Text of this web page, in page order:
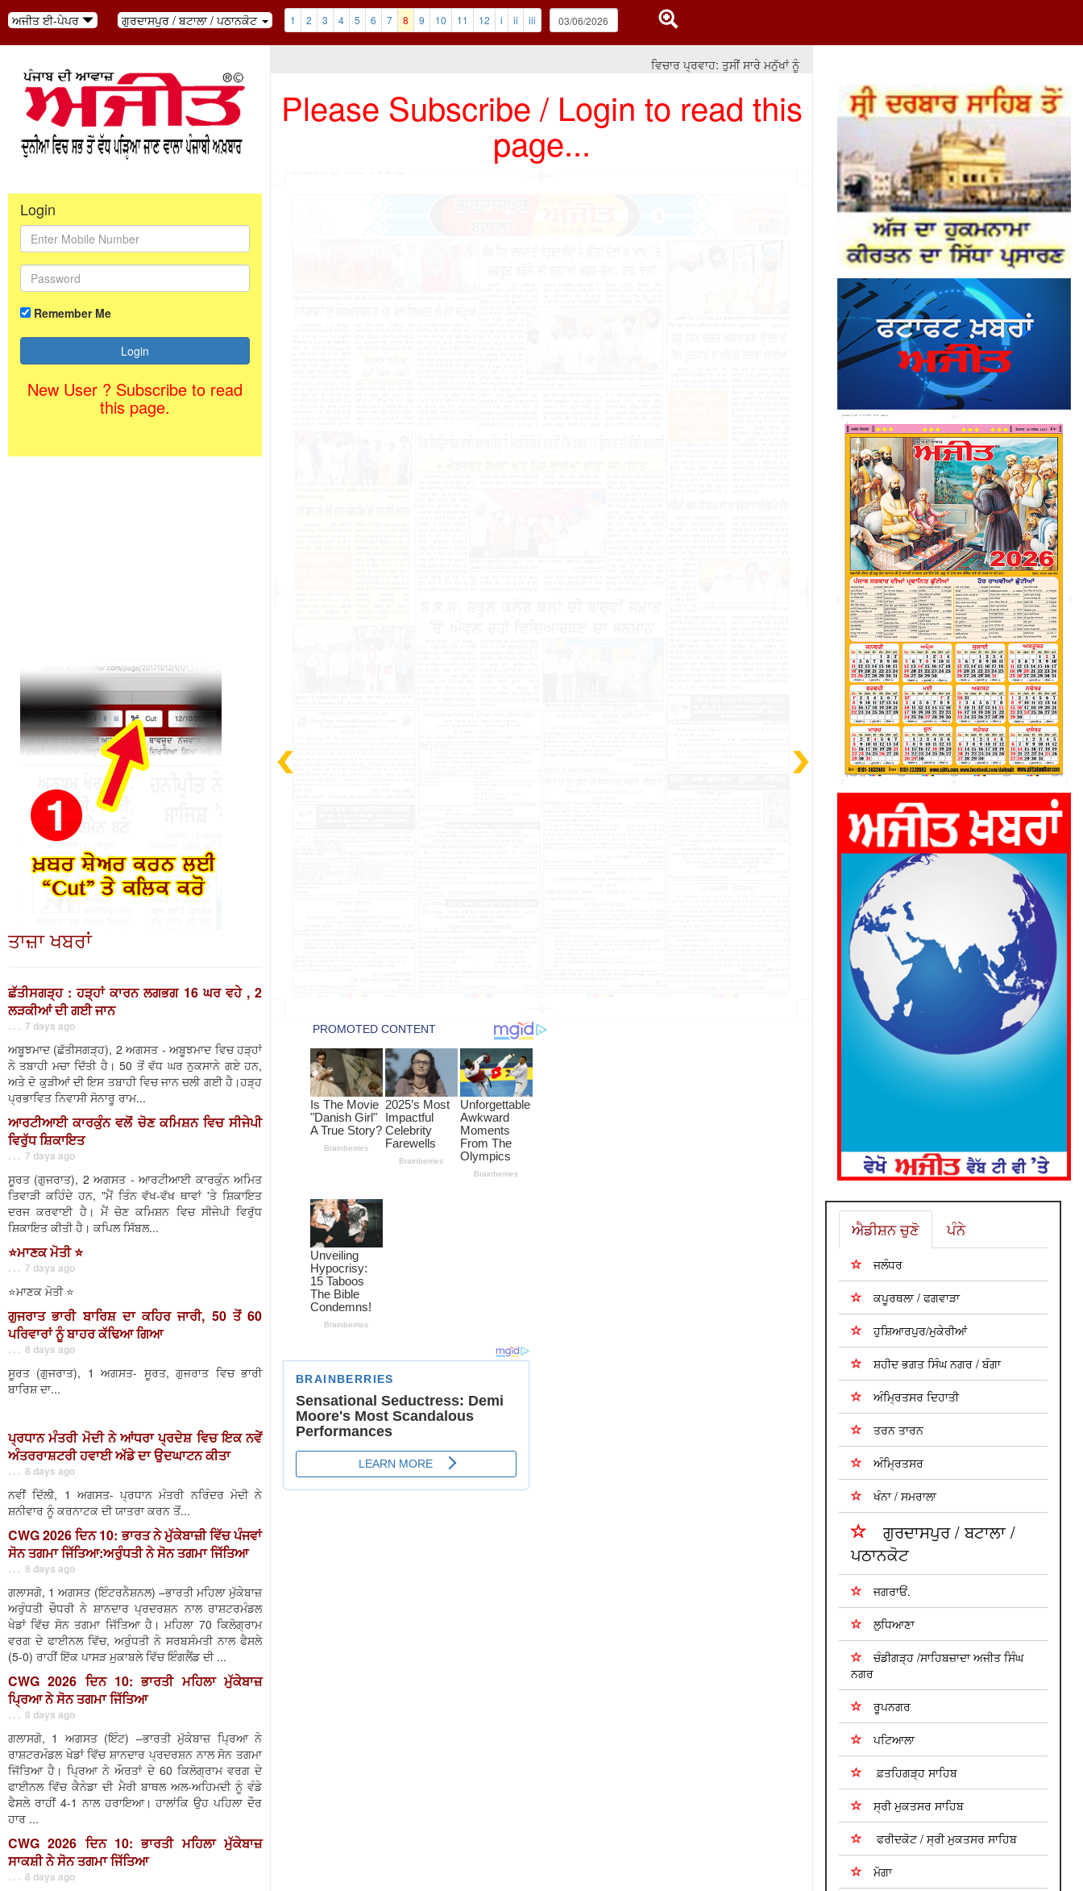
ਅਜੀਤ ਈ-ਪੇਪਰ ਗੁਰਦਾਸਪੁਰ / ਬਟਾਲਾ / ਪਠਾਨਕੋਟ 1 2 3 4 5 6 7 8 9 10 11 12 i ii iii
Login
Remember Me
New User ? Subscribe to read
this page.
ਤਾਜ਼ਾ ਖਬਰਾਂ
ਛੱਤੀਸਗੜ੍ਹ : ਹੜ੍ਹਾਂ ਕਾਰਨ ਲਗਭਗ 16 ਘਰ ਵਹੇ , 2
ਲੜਕੀਆਂ ਦੀ ਗਈ ਜਾਨ
. . . 7 days ago
ਅਬੂਝਮਾਦ (ਛੱਤੀਸਗੜ੍ਹ), 2 ਅਗਸਤ - ਅਬੂਝਮਾਦ ਵਿਚ ਹੜ੍ਹਾਂ
ਨੇ ਤਬਾਹੀ ਮਚਾ ਦਿੱਤੀ ਹੈ। 50 ਤੋਂ ਵੱਧ ਘਰ ਨੁਕਸਾਨੇ ਗਏ ਹਨ,
ਅਤੇ ਦੋ ਕੁੜੀਆਂ ਦੀ ਇਸ ਤਬਾਹੀ ਵਿਚ ਜਾਨ ਚਲੀ ਗਈ ਹੈ।ਹੜ੍ਹ
ਪ੍ਰਭਾਵਿਤ ਨਿਵਾਸੀ ਸੋਨਾਰੂ ਰਾਮ...
ਆਰਟੀਆਈ ਕਾਰਕੁੰਨ ਵਲੋਂ ਚੋਣ ਕਮਿਸ਼ਨ ਵਿਚ ਸੀਜੇਪੀ
ਵਿਰੁੱਧ ਸ਼ਿਕਾਇਤ
. . . 7 days ago
ਸੂਰਤ (ਗੁਜਰਾਤ), 2 ਅਗਸਤ - ਆਰਟੀਆਈ ਕਾਰਕੁੰਨ ਅਮਿਤ
ਤਿਵਾੜੀ ਕਹਿੰਦੇ ਹਨ, "ਮੈਂ ਤਿੰਨ ਵੱਖ-ਵੱਖ ਥਾਵਾਂ 'ਤੇ ਸ਼ਿਕਾਇਤ
ਦਰਜ ਕਰਵਾਈ ਹੈ। ਮੈਂ ਚੋਣ ਕਮਿਸ਼ਨ ਵਿਚ ਸੀਜੇਪੀ ਵਿਰੁੱਧ
ਸ਼ਿਕਾਇਤ ਕੀਤੀ ਹੈ। ਕਪਿਲ ਸਿੱਬਲ...
⭐️ਮਾਣਕ ਮੋਤੀ ⭐️
. . . 7 days ago
⭐️ਮਾਣਕ ਮੋਤੀ ⭐️
ਗੁਜਰਾਤ ਭਾਰੀ ਬਾਰਿਸ਼ ਦਾ ਕਹਿਰ ਜਾਰੀ, 50 ਤੋਂ 60
ਪਰਿਵਾਰਾਂ ਨੂੰ ਬਾਹਰ ਕੱਢਿਆ ਗਿਆ
. . . 8 days ago
ਸੂਰਤ (ਗੁਜਰਾਤ), 1 ਅਗਸਤ- ਸੂਰਤ, ਗੁਜਰਾਤ ਵਿਚ ਭਾਰੀ
ਬਾਰਿਸ਼ ਦਾ...
ਪ੍ਰਧਾਨ ਮੰਤਰੀ ਮੋਦੀ ਨੇ ਆਂਧਰਾ ਪ੍ਰਦੇਸ਼ ਵਿਚ ਇਕ ਨਵੇਂ
ਅੰਤਰਰਾਸ਼ਟਰੀ ਹਵਾਈ ਅੱਡੇ ਦਾ ਉਦਘਾਟਨ ਕੀਤਾ
. . . 8 days ago
ਨਵੀਂ ਦਿੱਲੀ, 1 ਅਗਸਤ- ਪ੍ਰਧਾਨ ਮੰਤਰੀ ਨਰਿੰਦਰ ਮੋਦੀ ਨੇ
ਸ਼ਨੀਵਾਰ ਨੂੰ ਕਰਨਾਟਕ ਦੀ ਯਾਤਰਾ ਕਰਨ ਤੋਂ...
CWG 2026 ਦਿਨ 10: ਭਾਰਤ ਨੇ ਮੁੱਕੇਬਾਜ਼ੀ ਵਿੱਚ ਪੰਜਵਾਂ
ਸੋਨ ਤਗਮਾ ਜਿੱਤਿਆ:ਅਰੁੰਧਤੀ ਨੇ ਸੋਨ ਤਗਮਾ ਜਿੱਤਿਆ
. . . 8 days ago
ਗਲਾਸਗੋ, 1 ਅਗਸਤ (ਇੰਟਰਨੈਸ਼ਨਲ) –ਭਾਰਤੀ ਮਹਿਲਾ ਮੁੱਕੇਬਾਜ਼
ਅਰੁੰਧਤੀ ਚੌਧਰੀ ਨੇ ਸ਼ਾਨਦਾਰ ਪ੍ਰਦਰਸ਼ਨ ਨਾਲ ਰਾਸ਼ਟਰਮੰਡਲ
ਖੇਡਾਂ ਵਿੱਚ ਸੋਨ ਤਗਮਾ ਜਿੱਤਿਆ ਹੈ। ਮਹਿਲਾ 70 ਕਿਲੋਗ੍ਰਾਮ
ਵਰਗ ਦੇ ਫਾਈਨਲ ਵਿੱਚ, ਅਰੁੰਧਤੀ ਨੇ ਸਰਬਸੰਮਤੀ ਨਾਲ ਫੈਸਲੇ
(5-0) ਰਾਹੀਂ ਇੱਕ ਪਾਸੜ ਮੁਕਾਬਲੇ ਵਿੱਚ ਇੰਗਲੈਂਡ ਦੀ ...
CWG 2026 ਦਿਨ 10: ਭਾਰਤੀ ਮਹਿਲਾ ਮੁੱਕੇਬਾਜ਼
ਪ੍ਰਿਆ ਨੇ ਸੋਨ ਤਗਮਾ ਜਿੱਤਿਆ
. . . 8 days ago
ਗਲਾਸਗੋ, 1 ਅਗਸਤ (ਇੰਟ) –ਭਾਰਤੀ ਮੁੱਕੇਬਾਜ਼ ਪ੍ਰਿਆ ਨੇ
ਰਾਸ਼ਟਰਮੰਡਲ ਖੇਡਾਂ ਵਿੱਚ ਸ਼ਾਨਦਾਰ ਪ੍ਰਦਰਸ਼ਨ ਨਾਲ ਸੋਨ ਤਗਮਾ
ਜਿੱਤਿਆ ਹੈ। ਪ੍ਰਿਆ ਨੇ ਔਰਤਾਂ ਦੇ 60 ਕਿਲੋਗ੍ਰਾਮ ਵਰਗ ਦੇ
ਫਾਈਨਲ ਵਿੱਚ ਕੈਨੇਡਾ ਦੀ ਮੈਰੀ ਬਾਥਲ ਅਲ-ਅਹਿਮਦੀ ਨੂੰ ਵੰਡੇ
ਫੈਸਲੇ ਰਾਹੀਂ 4-1 ਨਾਲ ਹਰਾਇਆ। ਹਾਲਾਂਕਿ ਉਹ ਪਹਿਲਾ ਦੌਰ
ਹਾਰ ...
CWG 2026 ਦਿਨ 10: ਭਾਰਤੀ ਮਹਿਲਾ ਮੁੱਕੇਬਾਜ਼
ਸਾਕਸ਼ੀ ਨੇ ਸੋਨ ਤਗਮਾ ਜਿੱਤਿਆ
. . . 8 days ago
ਵਿਚਾਰ ਪ੍ਰਵਾਹ: ਤੁਸੀਂ ਸਾਰੇ ਮਨੁੱਖਾਂ ਨੂੰ ਇਕ ਬਰਾਬਰ ਨਹੀਂ ਕਰ ਸਕਦੇ ਪਰ ਉਨ੍ਹਾਂ ਨੂੰ ਬਰਾਬਰੀ ਦੇ ਮੌਕੇ ਤਾਂ
Please Subscribe / Login to read this
page...
ਐਡੀਸ਼ਨ ਚੁਣੋ ਪੰਨੇ
ਜਲੰਧਰ
ਕਪੂਰਥਲਾ / ਫਗਵਾੜਾ
ਹੁਸ਼ਿਆਰਪੁਰ/ਮੁਕੇਰੀਆਂ
ਸ਼ਹੀਦ ਭਗਤ ਸਿੰਘ ਨਗਰ / ਬੰਗਾ
ਅੰਮ੍ਰਿਤਸਰ ਦਿਹਾਤੀ
ਤਰਨ ਤਾਰਨ
ਅੰਮ੍ਰਿਤਸਰ
ਖੰਨਾ / ਸਮਰਾਲਾ
ਗੁਰਦਾਸਪੁਰ / ਬਟਾਲਾ /
ਪਠਾਨਕੋਟ
ਜਗਰਾਓਂ.
ਲੁਧਿਆਣਾ
ਚੰਡੀਗੜ੍ਹ /ਸਾਹਿਬਜ਼ਾਦਾ ਅਜੀਤ ਸਿੰਘ
ਨਗਰ
ਰੂਪਨਗਰ
ਪਟਿਆਲਾ
ਫ਼ਤਹਿਗੜ੍ਹ ਸਾਹਿਬ
ਸ੍ਰੀ ਮੁਕਤਸਰ ਸਾਹਿਬ
ਫਰੀਦਕੋਟ / ਸ੍ਰੀ ਮੁਕਤਸਰ ਸਾਹਿਬ
ਮੋਗਾ